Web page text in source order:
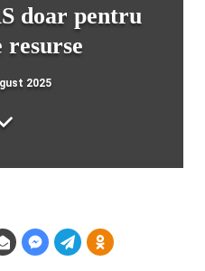
doar pentru
resurse
2025